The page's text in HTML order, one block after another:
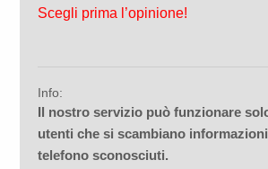
Scegli prima l’opinione!
Info:
Il nostro servizio può funzionare
utenti che si scambiano
telefono sconosciuti.